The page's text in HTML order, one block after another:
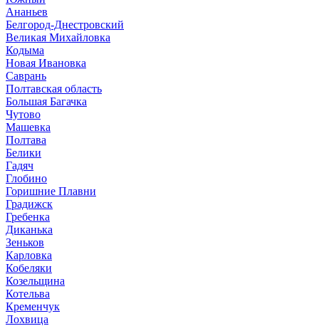
Ананьев
Белгород-Днестровский
Великая Михайловка
Кодыма
Новая Ивановка
Саврань
Полтавская область
Большая Багачка
Чутово
Машевка
Полтава
Белики
Гадяч
Глобино
Горишние Плавни
Градижск
Гребенка
Диканька
Зеньков
Карловка
Кобеляки
Козельщина
Котельва
Кременчук
Лохвица